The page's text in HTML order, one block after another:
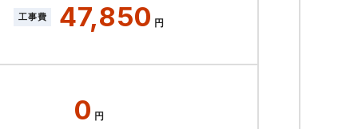
工事費 47,850 円
0 円